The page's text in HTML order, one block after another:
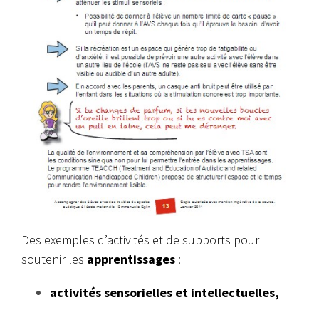
Des exemples d’activités et de supports pour
soutenir les apprentissages :
activités sensorielles et intellectuelles,